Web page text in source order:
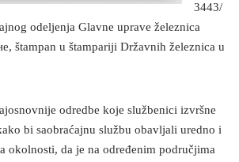
3443/
odeljenja Glavne uprave železnica
štampan u štampariji Državnih železnica u
odredbe koje službenici izvršne
bi saobraćajnu službu obavljali uredno i
okolnosti, da je na određenim područjima